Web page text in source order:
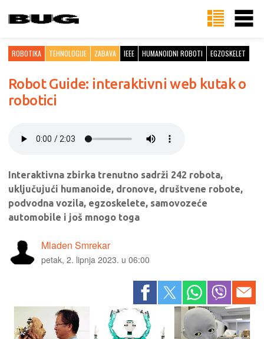
ROBOTIKA TEHNOLOGIJE ZABAVA IEEE HUMANOIDNI ROBOTI EGZOSKELET
Robot Guide: interaktivni web kutak o
robotici
Interaktivna zbirka trenutno sadrži 242 robota,
uključujući humanoide, dronove, društvene robote,
podvodna vozila, egzoskelete, samovozeće
automobile i još mnogo toga
Mladen Smrekar
petak, 2. lipnja 2023. u 06:00